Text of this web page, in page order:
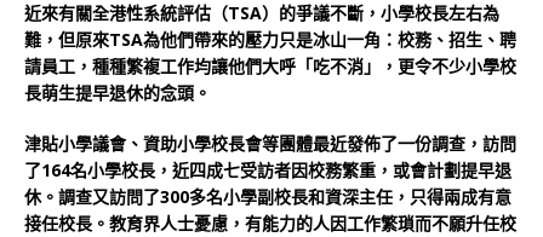
近來有關全港性系統評估（TSA）的爭議不斷，小學校長左右為
難，但原來TSA為他們帶來的壓力只是冰山一角：校務、招生、聘
請員工，種種繁複工作均讓他們大呼「吃不消」，更令不少小學校
長萌生提早退休的念頭。
津貼小學議會、資助小學校長會等團體最近發佈了一份調查，訪問
了164名小學校長，近四成七受訪者因校務繁重，或會計劃提早退
休。調查又訪問了300多名小學副校長和資深主任，只得兩成有意
接任校長。教育界人士憂慮，有能力的人因工作繁瑣而不願升任校